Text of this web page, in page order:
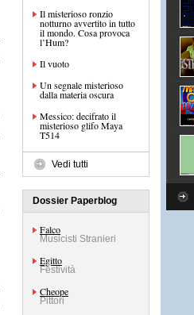
Il misterioso ronzio
notturno avvertito in tutto
il mondo. Cosa provoca
l’Hum?
Il vuoto
Un segnale misterioso
dalla materia oscura
Messico: decifrato il
misterioso glifo Maya
T514
Vedi tutti
Dossier Paperblog
Falco
Musicisti Stranieri
Egitto
Festività
Cheope
Pittori